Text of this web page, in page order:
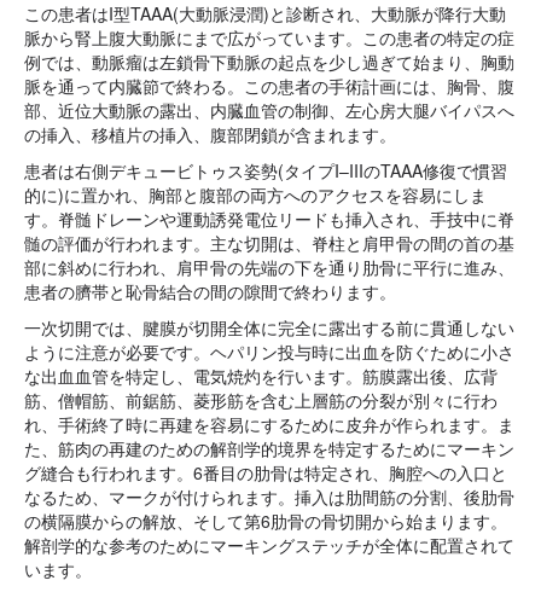
この患者はI型TAAA(大動脈浸潤)と診断され、大動脈が降行大動
脈から腎上腹大動脈にまで広がっています。この患者の特定の症
例では、動脈瘤は左鎖骨下動脈の起点を少し過ぎて始まり、胸動
脈を通って内臓節で終わる。この患者の手術計画には、胸骨、腹
部、近位大動脈の露出、内臓血管の制御、左心房大腿バイパスへ
の挿入、移植片の挿入、腹部閉鎖が含まれます。
患者は右側デキュービトゥス姿勢(タイプI–IIIのTAAA修復で慣習
的に)に置かれ、胸部と腹部の両方へのアクセスを容易にしま
す。脊髄ドレーンや運動誘発電位リードも挿入され、手技中に脊
髄の評価が行われます。主な切開は、脊柱と肩甲骨の間の首の基
部に斜めに行われ、肩甲骨の先端の下を通り肋骨に平行に進み、
患者の臍帯と恥骨結合の間の隙間で終わります。
一次切開では、腱膜が切開全体に完全に露出する前に貫通しない
ように注意が必要です。ヘパリン投与時に出血を防ぐために小さ
な出血血管を特定し、電気焼灼を行います。筋膜露出後、広背
筋、僧帽筋、前鋸筋、菱形筋を含む上層筋の分裂が別々に行わ
れ、手術終了時に再建を容易にするために皮弁が作られます。ま
た、筋肉の再建のための解剖学的境界を特定するためにマーキン
グ縫合も行われます。6番目の肋骨は特定され、胸腔への入口と
なるため、マークが付けられます。挿入は肋間筋の分割、後肋骨
の横隔膜からの解放、そして第6肋骨の骨切開から始まります。
解剖学的な参考のためにマーキングステッチが全体に配置されて
います。